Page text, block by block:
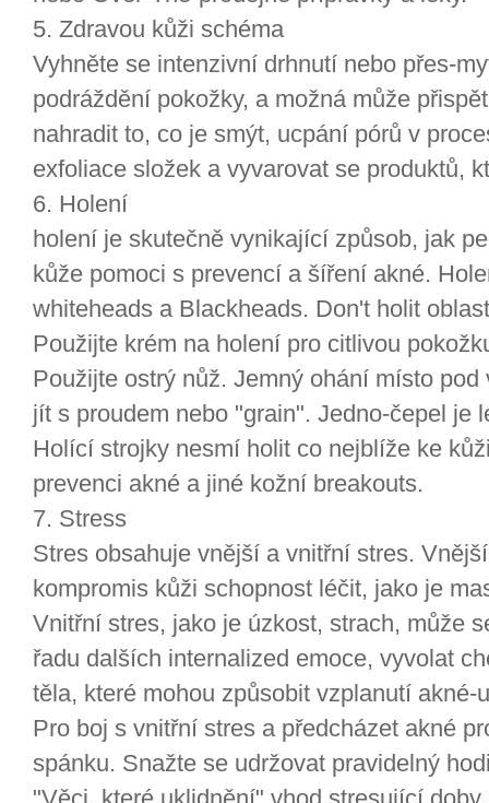
5. Zdravou kůži schéma
Vyhněte se intenzivní drhnutí nebo přes-
podráždění pokožky, a možná může
nahradit to, co je smýt, ucpání pórů v
exfoliace složek a vyvarovat se produktů,
6. Holení
holení je skutečně vynikající způsob, jak
kůže pomoci s prevencí a šíření akné.
whiteheads a Blackheads. Don't holit
Použijte krém na holení pro citlivou
Použijte ostrý nůž. Jemný ohání místo
jít s proudem nebo "grain". Jedno-čepel je
Holící strojky nesmí holit co nejblíže ke
prevenci akné a jiné kožní breakouts.
7. Stress
Stres obsahuje vnější a vnitřní stres.
kompromis kůži schopnost léčit, jako je
Vnitřní stres, jako je úzkost, strach, může
řadu dalších internalized emoce, vyvolat
těla, které mohou způsobit vzplanutí
Pro boj s vnitřní stres a předcházet akné
spánku. Snažte se udržovat pravidelný